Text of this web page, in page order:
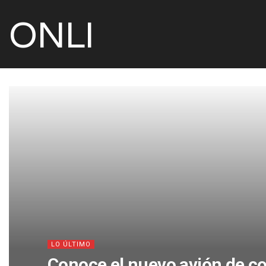
ONLI
LO ÚLTIMO